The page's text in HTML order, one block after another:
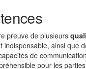
preuve de plusieurs
indispensable, ainsi
de
pour les